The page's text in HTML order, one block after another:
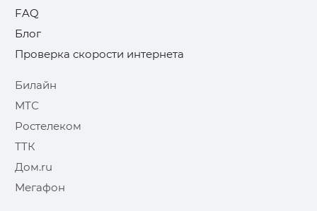
FAQ
Блог
Проверка скорости интернета
Билайн
МТС
Ростелеком
ТТК
Дом.ru
Мегафон